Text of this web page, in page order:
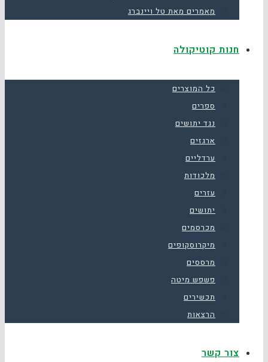
מאמרים מאת טל ויינברג
חנות קוטיקולה
כל המוצרים
ספרים
נגד יתושים
ארגזים
ערדליים
מלכודות
עזרים
יתושים
מכרסמים
מיקרוסקופים
מרססים
פשפש מיטה
תכשירים
הרצאות
צור קשר